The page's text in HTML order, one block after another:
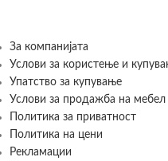
За компанијата
Услови за користење и
Упатство за купување
Услови за продажба на мебел
Политика за приватност
Политика на цени
Рекламации